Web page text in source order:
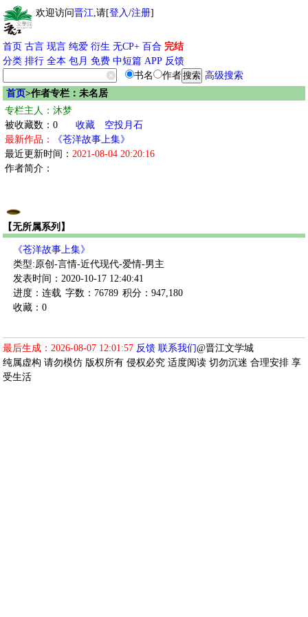
欢迎访问晋江,请[登入/注册]
首页 古言 现言 纯爱 衍生 无CP+ 百合 完结
分类 排行 全本 包月 免费 中短篇 APP 反馈
书名
作者
高级搜索
首页>作者专栏：未名居
专栏主人：沐梦
被收藏数：0
收藏
空投月石
最新作品：
《苍洋故事上集》
最近更新时间： 2021-08-04 20:20:16
作者简介：
【无所属系列】
《苍洋故事上集》
类型:原创-言情-近代现代-爱情-男主
发表时间：2020-10-17 12:40:41
进度：连载 字数：76789 积分：947,180
收藏：0
最后生成：2026-08-07 12:01:57 反馈 联系我们@晋江文学城
纯属虚构 请勿模仿 版权所有 侵权必究 适度阅读 切勿沉迷 合理安排 享
受生活